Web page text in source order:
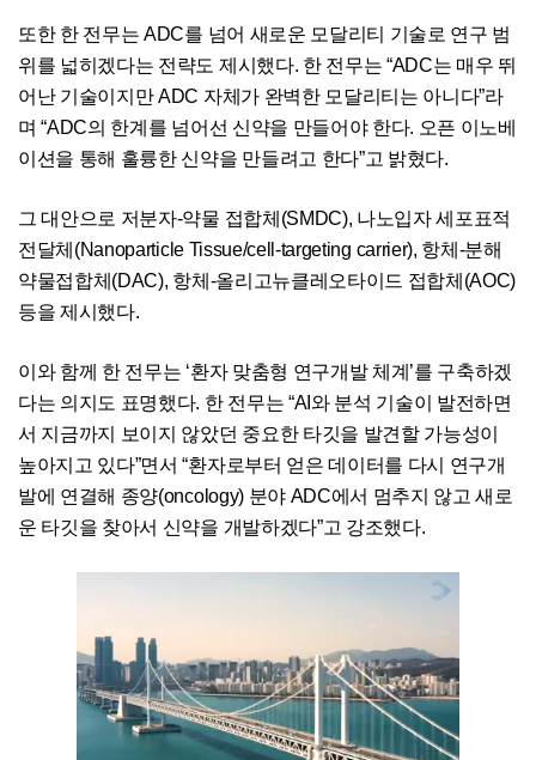
또한 한 전무는 ADC를 넘어 새로운 모달리티 기술로 연구 범
위를 넓히겠다는 전략도 제시했다. 한 전무는 “ADC는 매우 뛰
어난 기술이지만 ADC 자체가 완벽한 모달리티는 아니다”라
며 “ADC의 한계를 넘어선 신약을 만들어야 한다. 오픈 이노베
이션을 통해 훌륭한 신약을 만들려고 한다”고 밝혔다.
그 대안으로 저분자-약물 접합체(SMDC), 나노입자 세포표적
전달체(Nanoparticle Tissue/cell-targeting carrier), 항체-분해
약물접합체(DAC), 항체-올리고뉴클레오타이드 접합체(AOC)
등을 제시했다.
이와 함께 한 전무는 ‘환자 맞춤형 연구개발 체계’를 구축하겠
다는 의지도 표명했다. 한 전무는 “AI와 분석 기술이 발전하면
서 지금까지 보이지 않았던 중요한 타깃을 발견할 가능성이
높아지고 있다”면서 “환자로부터 얻은 데이터를 다시 연구개
발에 연결해 종양(oncology) 분야 ADC에서 멈추지 않고 새로
운 타깃을 찾아서 신약을 개발하겠다”고 강조했다.